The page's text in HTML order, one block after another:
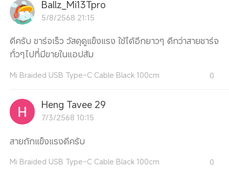
Ballz_Mi13Tpro
5/8/2568 21:15
ดีครับ ชาร์จเร็ว วัสดุดูแข็งแรง ใช้ได้อีกยาวๆ ดีกว่าสายชาร์จ
ทั่วๆไปที่มีขายในแอปส้ม
Mi Braided USB Type-C Cable Black 100cm 0
Heng Tavee 29
7/3/2568 10:15
สายถักแข็งแรงดีครับ
Mi Braided USB Type-C Cable Black 100cm 0